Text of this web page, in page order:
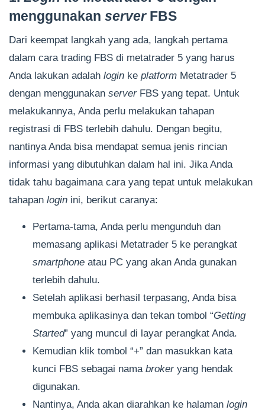
menggunakan server FBS
Dari keempat langkah yang ada, langkah pertama
dalam cara trading FBS di metatrader 5 yang harus
Anda lakukan adalah login ke platform Metatrader 5
dengan menggunakan server FBS yang tepat. Untuk
melakukannya, Anda perlu melakukan tahapan
registrasi di FBS terlebih dahulu. Dengan begitu,
nantinya Anda bisa mendapat semua jenis rincian
informasi yang dibutuhkan dalam hal ini. Jika Anda
tidak tahu bagaimana cara yang tepat untuk melakukan
tahapan login ini, berikut caranya:
Pertama-tama, Anda perlu mengunduh dan
memasang aplikasi Metatrader 5 ke perangkat
smartphone atau PC yang akan Anda gunakan
terlebih dahulu.
Setelah aplikasi berhasil terpasang, Anda bisa
membuka aplikasinya dan tekan tombol “Getting
Started” yang muncul di layar perangkat Anda.
Kemudian klik tombol “+” dan masukkan kata
kunci FBS sebagai nama broker yang hendak
digunakan.
Nantinya, Anda akan diarahkan ke halaman login